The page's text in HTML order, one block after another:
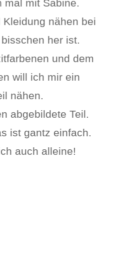
mal mit Sabine.
Kleidung nähen bei
her ist.
und dem
will ich mir ein
nähen.
abgebildete Teil.
ist gantz einfach.
auch alleine!